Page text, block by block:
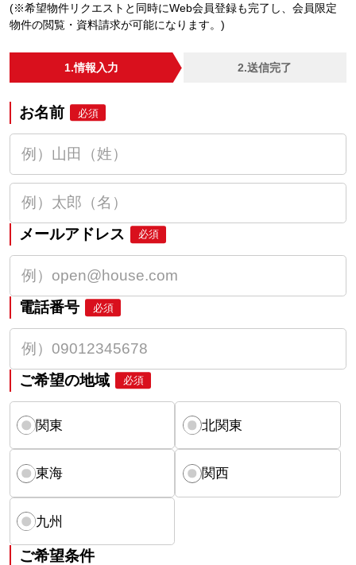
(※希望物件リクエストと同時にWeb会員登録も完了し、会員限定
物件の閲覧・資料請求が可能になります。)
1.情報入力 2.送信完了
お名前 必須
メールアドレス 必須
電話番号 必須
ご希望の地域 必須
関東 北関東
東海 関西
九州
ご希望条件